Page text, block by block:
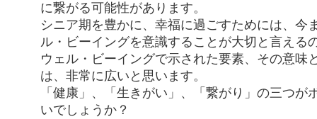
に繋がる可能性があります。
シニア期を豊かに、幸福に過ごすためには、今
ル・ビーイングを意識することが大切と言える
ウェル・ビーイングで示された要素、その意味
は、非常に広いと思います。
「健康」、「生きがい」、「繋がり」の三つが
いでしょうか？